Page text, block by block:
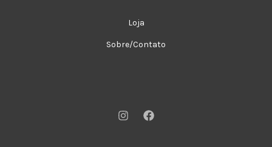
Loja
Sobre/Contato